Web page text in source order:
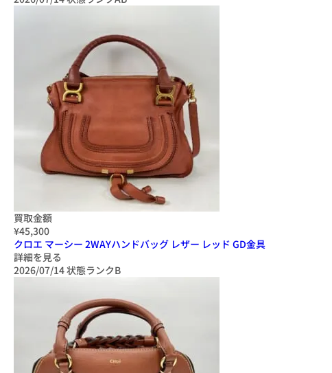
買取金額
¥45,300
クロエ マーシー 2WAYハンドバッグ レザー レッド GD金具
詳細を見る
2026/07/14状態ランクB